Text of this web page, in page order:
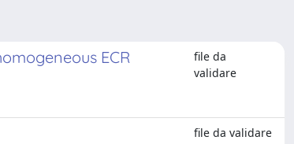
ECR
file da
validare
file da validare